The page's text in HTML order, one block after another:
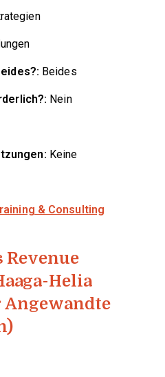
Beides
Nein
Keine
& Consulting
Revenue
Helia